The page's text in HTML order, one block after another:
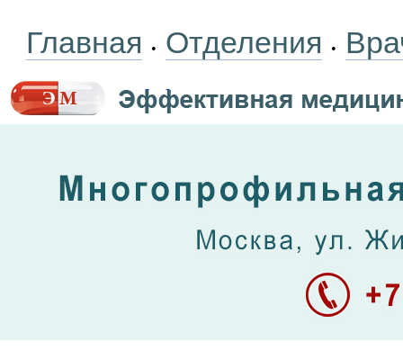
Главная • Отделения •